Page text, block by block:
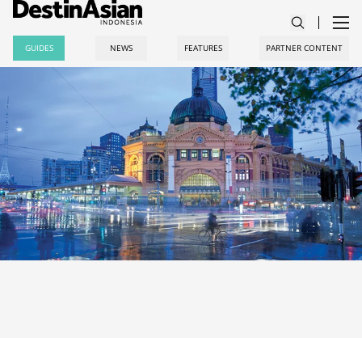
GUIDES NEWS FEATURES PARTNER CONTENT